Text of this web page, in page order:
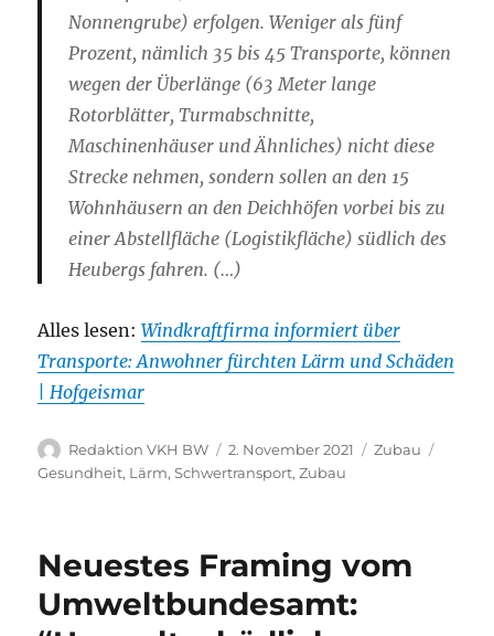
Nonnengrube) erfolgen. Weniger als fünf
Prozent, nämlich 35 bis 45 Transporte, können
wegen der Überlänge (63 Meter lange
Rotorblätter, Turmabschnitte,
Maschinenhäuser und Ähnliches) nicht diese
Strecke nehmen, sondern sollen an den 15
Wohnhäusern an den Deichhöfen vorbei bis zu
einer Abstellfläche (Logistikfläche) südlich des
Heubergs fahren. (…)
Alles lesen:Windkraftfirma informiert über
Transporte: Anwohner fürchten Lärm und Schäden
| Hofgeismar
Autor
Redaktion VKH BW
Veröffentlicht
am
2. November 2021 Kategorien
Zubau
Gesundheit, Lärm,Schwertransport,Zubau
Neuestes Framing vom
Umweltbundesamt: